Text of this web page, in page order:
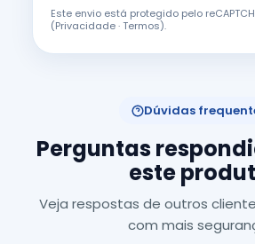
Este envio está protegido pelo
(Privacidade·Termos).
Dúvidas
Perguntas
este
Veja respostas de outros
com mais